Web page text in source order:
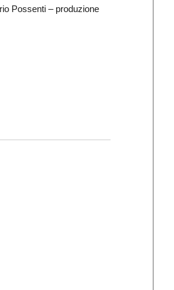
Possenti – produzione